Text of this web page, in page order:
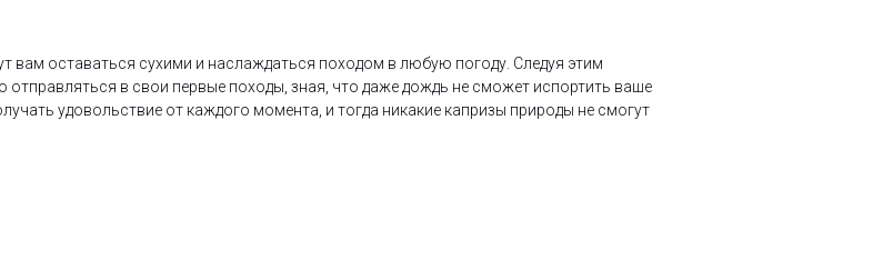
вам оставаться сухими и наслаждаться походом в любую погоду. Следуя этим
в свои первые походы, зная, что даже дождь не сможет испортить ваше
удовольствие от каждого момента, и тогда никакие капризы природы не смогут